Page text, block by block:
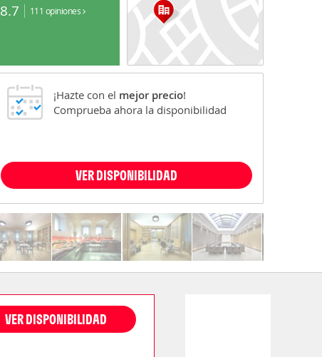
8.7 111 opiniones
¡Hazte con el mejor precio!
Comprueba ahora la disponibilidad
VER DISPONIBILIDAD
VER DISPONIBILIDAD